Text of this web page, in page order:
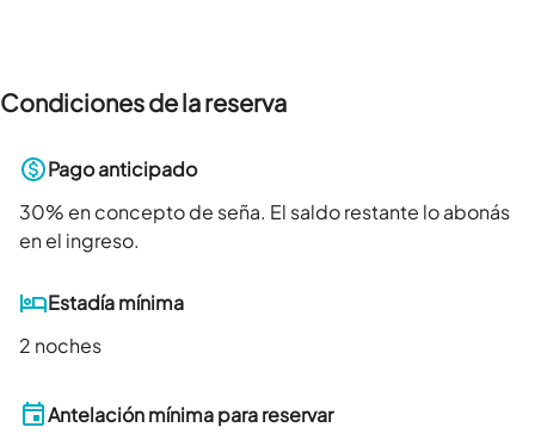
Condiciones de la reserva
Pago anticipado
30% en concepto de seña. El saldo restante lo abonás
en el ingreso.
Estadía mínima
2 noches
Antelación mínima para reservar